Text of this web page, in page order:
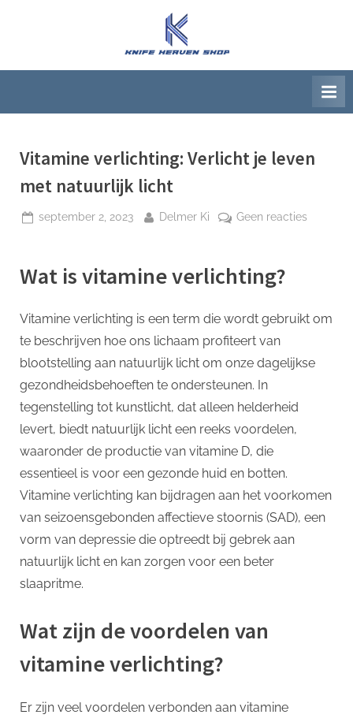
K
n
f
H
v
n
S
o
Vitamine verlichting: Verlicht je leven
met natuurlijk licht
Geplaatst
september 2, 2023 Door
Delmer Ki Geen reactiesop
met
licht
Wat is vitamine verlichting?
Vitamine verlichting is een term die wordt gebruikt om
te beschrijven hoe ons lichaam profiteert van
blootstelling aan natuurlijk licht om onze dagelijkse
gezondheidsbehoeften te ondersteunen. In
tegenstelling tot kunstlicht, dat alleen helderheid
levert, biedt natuurlijk licht een reeks voordelen,
waaronder de productie van vitamine D, die
essentieel is voor een gezonde huid en botten.
Vitamine verlichting kan bijdragen aan het voorkomen
van seizoensgebonden affectieve stoornis (SAD), een
vorm van depressie die optreedt bij gebrek aan
natuurlijk licht en kan zorgen voor een beter
slaapritme.
Wat zijn de voordelen van
vitamine verlichting?
Er zijn veel voordelen verbonden aan vitamine